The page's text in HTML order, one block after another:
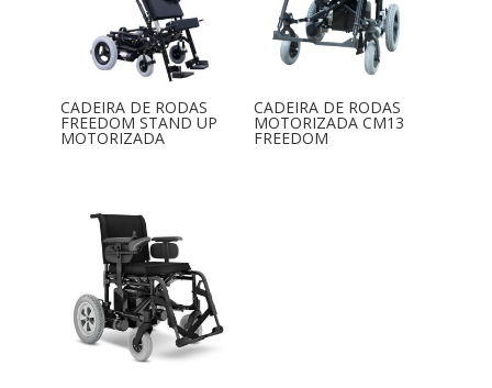
CADEIRA DE RODAS
FREEDOM STAND UP
MOTORIZADA
CADEIRA DE RODAS
MOTORIZADA CM13
FREEDOM